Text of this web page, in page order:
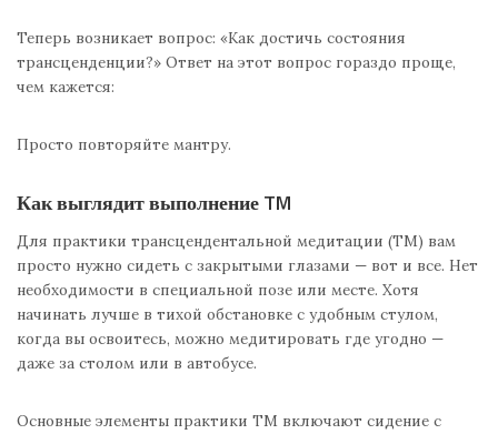
Теперь возникает вопрос: «Как достичь состояния
трансценденции?» Ответ на этот вопрос гораздо проще,
чем кажется:
Просто повторяйте мантру.
Как выглядит выполнение TM
Для практики трансцендентальной медитации (ТМ) вам
просто нужно сидеть с закрытыми глазами — вот и все. Нет
необходимости в специальной позе или месте. Хотя
начинать лучше в тихой обстановке с удобным стулом,
когда вы освоитесь, можно медитировать где угодно —
даже за столом или в автобусе.
Основные элементы практики ТМ включают сидение с